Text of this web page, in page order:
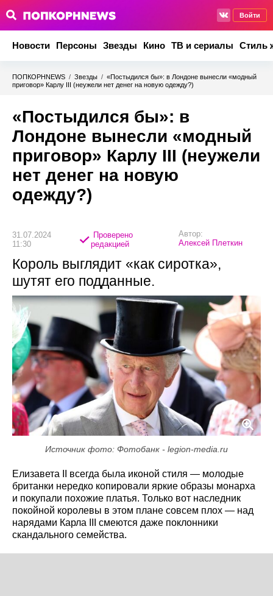
Войти
Новости Персоны Звезды Кино ТВ и сериалы Стиль
ПОПКОРНNEWS / Звезды / «Постыдился бы»: в Лондоне вынесли «модный
приговор» Карлу III (неужели нет денег на новую одежду?)
«Постыдился бы»: в
Лондоне вынесли «модный
приговор» Карлу III (неужели
нет денег на новую
одежду?)
31.07.2024
11:30
Проверено
редакцией
Автор:
Алексей Плеткин
Король выглядит «как сиротка»,
шутят его подданные.
Источник фото: Фотобанк - legion-media.ru
Елизавета II всегда была иконой стиля — молодые
британки нередко копировали яркие образы монарха
и покупали похожие платья. Только вот наследник
покойной королевы в этом плане совсем плох — над
нарядами Карла III смеются даже поклонники
скандального семейства.